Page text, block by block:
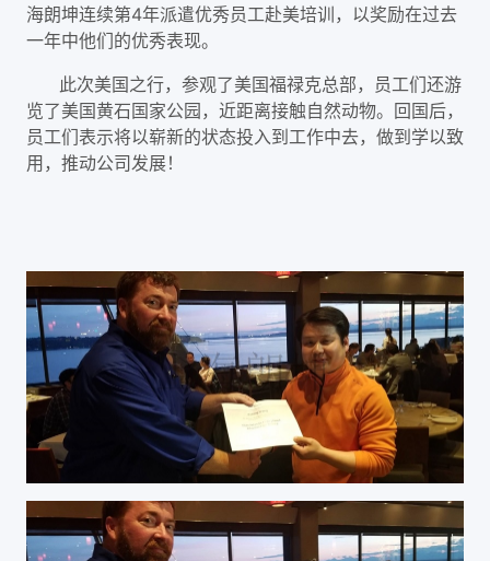
海朗坤连续第4年派遣优秀员工赴美培训，以奖励在过去
一年中他们的优秀表现。
此次美国之行，参观了美国福禄克总部，员工们还游
览了美国黄石国家公园，近距离接触自然动物。回国后，
员工们表示将以崭新的状态投入到工作中去，做到学以致
用，推动公司发展！